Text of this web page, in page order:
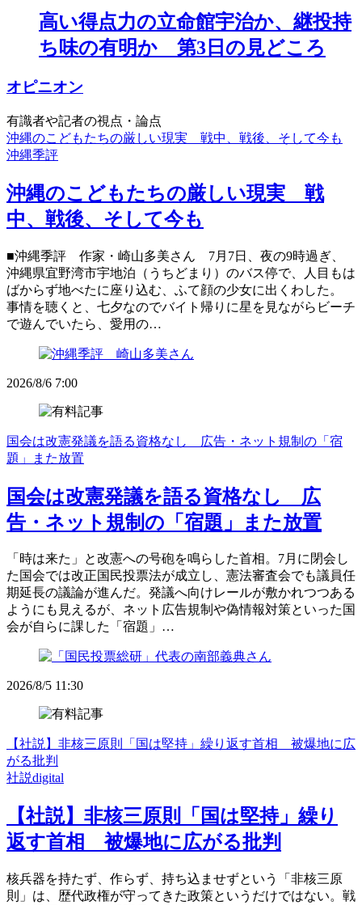
高い得点力の立命館宇治か、継投持
ち味の有明か 第3日の見どころ
オピニオン
有識者や記者の視点・論点
沖縄のこどもたちの厳しい現実 戦中、戦後、そして今も
沖縄季評
沖縄のこどもたちの厳しい現実 戦
中、戦後、そして今も
■沖縄季評 作家・崎山多美さん 7月7日、夜の9時過ぎ、
沖縄県宜野湾市宇地泊（うちどまり）のバス停で、人目もは
ばからず地べたに座り込む、ふて顔の少女に出くわした。
事情を聴くと、七夕なのでバイト帰りに星を見ながらビーチ
で遊んでいたら、愛用の…
2026/8/6 7:00
国会は改憲発議を語る資格なし 広告・ネット規制の「宿
題」また放置
国会は改憲発議を語る資格なし 広
告・ネット規制の「宿題」また放置
「時は来た」と改憲への号砲を鳴らした首相。7月に閉会し
た国会では改正国民投票法が成立し、憲法審査会でも議員任
期延長の議論が進んだ。発議へ向けレールが敷かれつつある
ようにも見えるが、ネット広告規制や偽情報対策といった国
会が自らに課した「宿題」…
2026/8/5 11:30
【社説】非核三原則「国は堅持」繰り返す首相 被爆地に広
がる批判
社説digital
【社説】非核三原則「国は堅持」繰り
返す首相 被爆地に広がる批判
核兵器を持たず、作らず、持ち込ませずという「非核三原
則」は、歴代政権が守ってきた政策というだけではない。戦